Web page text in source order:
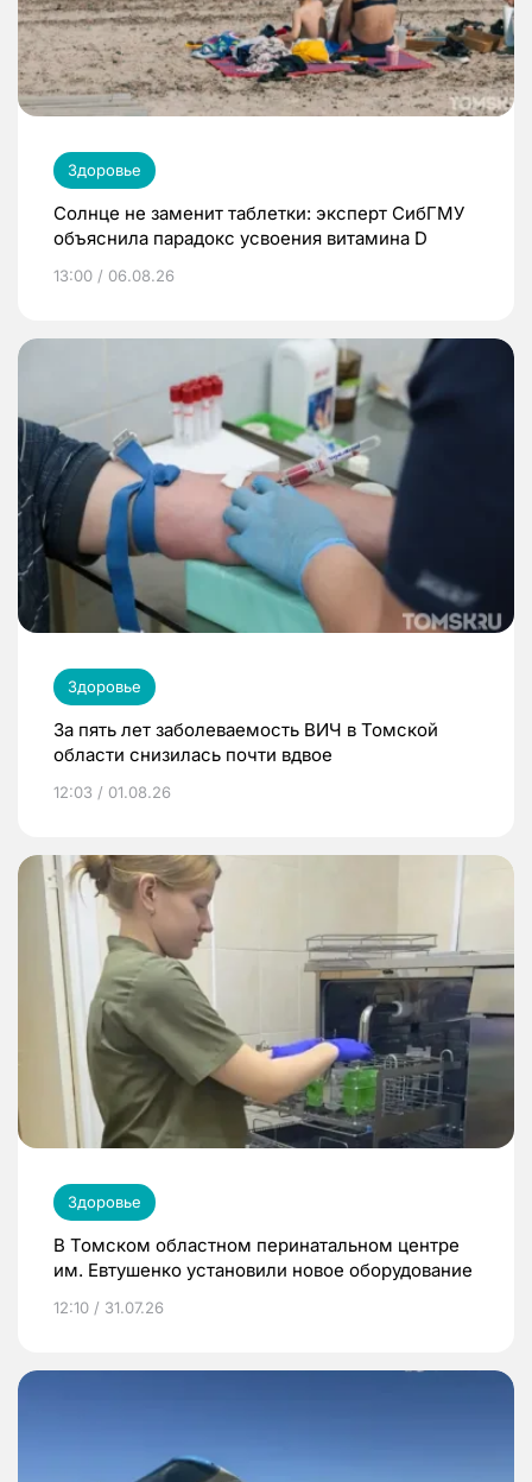
Здоровье
Солнце не заменит таблетки: эксперт СибГМУ
объяснила парадокс усвоения витамина D
13:00 / 06.08.26
Здоровье
За пять лет заболеваемость ВИЧ в Томской
области снизилась почти вдвое
12:03 / 01.08.26
Здоровье
В Томском областном перинатальном центре
им. Евтушенко установили новое оборудование
12:10 / 31.07.26